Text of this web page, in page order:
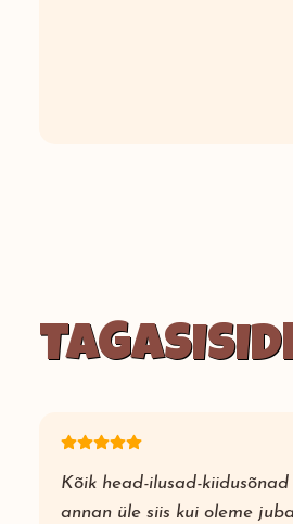
Kõik head-ilusad-kiidusõnad
annan üle siis kui oleme juba